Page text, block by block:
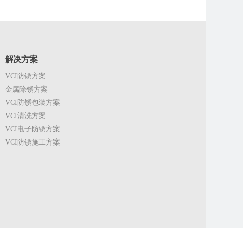
解决方案
VCI防锈方案
金属除锈方案
VCI防锈包装方案
VCI清洗方案
VCI电子防锈方案
VCI防锈施工方案